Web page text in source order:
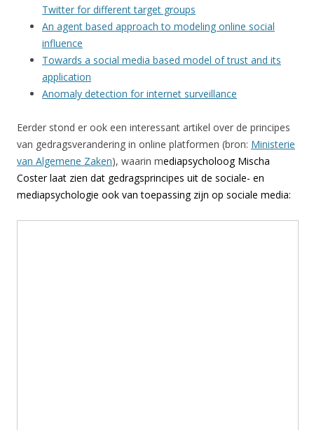
Twitter for different target groups
An agent based approach to modeling online social
influence
Towards a social media based model of trust and its
application
Anomaly detection for internet surveillance
Eerder stond er ook een interessant artikel over de principes
van gedragsverandering in online platformen (bron: Ministerie
van Algemene Zaken), waarin mediapsycholoog Mischa
Coster laat zien dat gedragsprincipes uit de sociale- en
mediapsychologie ook van toepassing zijn op sociale media: